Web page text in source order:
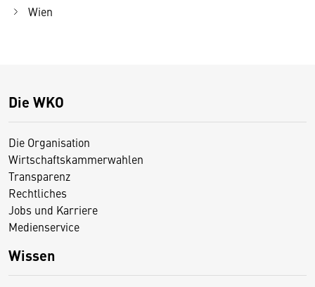
Wien
Die WKO
Die Organisation
Wirtschaftskammerwahlen
Transparenz
Rechtliches
Jobs und Karriere
Medienservice
Wissen